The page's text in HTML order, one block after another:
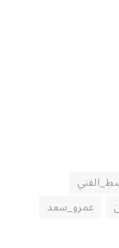
عمرو_سعد